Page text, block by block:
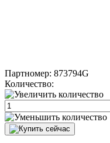
Партномер: 873794G
Количество: